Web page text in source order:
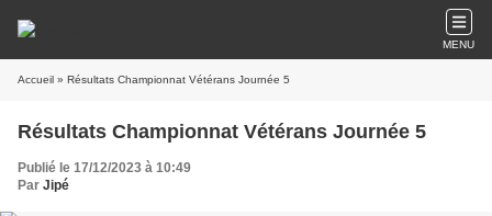
MENU
Accueil » Résultats Championnat Vétérans Journée 5
Résultats Championnat Vétérans Journée 5
Publié le 17/12/2023 à 10:49
Par Jipé